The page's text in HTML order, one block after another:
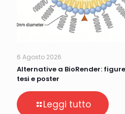
6 Agosto 2026
Alternative a BioRender:
tesi e poster
Leggi tutto